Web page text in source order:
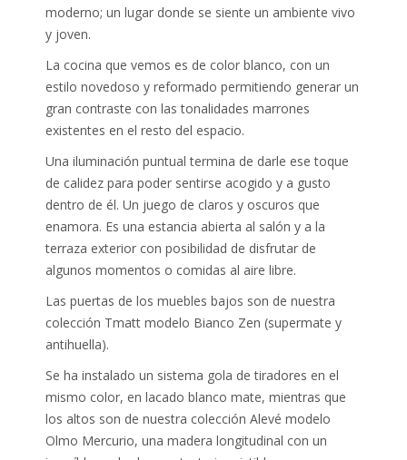
moderno; un lugar donde se siente un ambiente vivo
y joven.
La cocina que vemos es de color blanco, con un
estilo novedoso y reformado permitiendo generar un
gran contraste con las tonalidades marrones
existentes en el resto del espacio.
Una iluminación puntual termina de darle ese toque
de calidez para poder sentirse acogido y a gusto
dentro de él. Un juego de claros y oscuros que
enamora. Es una estancia abierta al salón y a la
terraza exterior con posibilidad de disfrutar de
algunos momentos o comidas al aire libre.
Las puertas de los muebles bajos son de nuestra
colección Tmatt modelo Bianco Zen (supermate y
antihuella).
Se ha instalado un sistema gola de tiradores en el
mismo color, en lacado blanco mate, mientras que
los altos son de nuestra colección Alevé modelo
Olmo Mercurio, una madera longitudinal con un